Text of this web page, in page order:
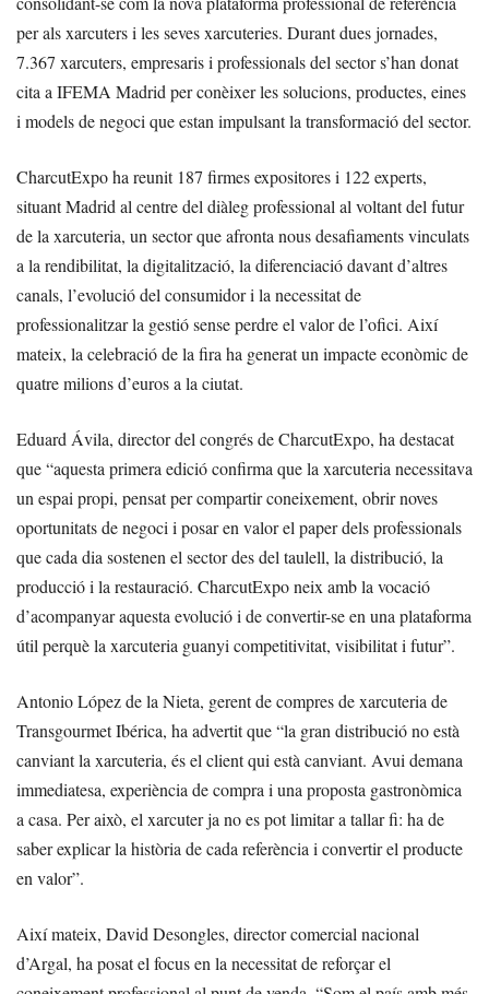
per als xarcuters i les seves xarcuteries. Durant dues jornades,
7.367 xarcuters, empresaris i professionals del sector s’han donat
cita a IFEMA Madrid per conèixer les solucions, productes, eines
i models de negoci que estan impulsant la transformació del sector.
CharcutExpo ha reunit 187 firmes expositores i 122 experts,
situant Madrid al centre del diàleg professional al voltant del futur
de la xarcuteria, un sector que afronta nous desafiaments vinculats
a la rendibilitat, la digitalització, la diferenciació davant d’altres
canals, l’evolució del consumidor i la necessitat de
professionalitzar la gestió sense perdre el valor de l’ofici. Així
mateix, la celebració de la fira ha generat un impacte econòmic de
quatre milions d’euros a la ciutat.
Eduard Ávila, director del congrés de CharcutExpo, ha destacat
que “aquesta primera edició confirma que la xarcuteria necessitava
un espai propi, pensat per compartir coneixement, obrir noves
oportunitats de negoci i posar en valor el paper dels professionals
que cada dia sostenen el sector des del taulell, la distribució, la
producció i la restauració. CharcutExpo neix amb la vocació
d’acompanyar aquesta evolució i de convertir-se en una plataforma
útil perquè la xarcuteria guanyi competitivitat, visibilitat i futur”.
Antonio López de la Nieta, gerent de compres de xarcuteria de
Transgourmet Ibérica, ha advertit que “la gran distribució no està
canviant la xarcuteria, és el client qui està canviant. Avui demana
immediatesa, experiència de compra i una proposta gastronòmica
a casa. Per això, el xarcuter ja no es pot limitar a tallar fi: ha de
saber explicar la història de cada referència i convertir el producte
en valor”.
Així mateix, David Desongles, director comercial nacional
d’Argal, ha posat el focus en la necessitat de reforçar el